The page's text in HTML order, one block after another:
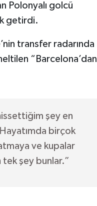
Polonyalı golcü
getirdi.
transfer radarında
“Barcelona’dan
şey en
birçok
ve kupalar
tek şey bunlar.”